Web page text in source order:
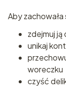
Aby zachowała
zdejmuj
unikaj
woreczku
czyść